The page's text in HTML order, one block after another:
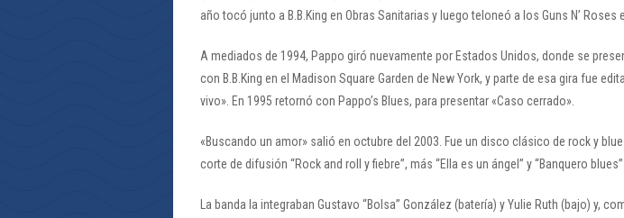
año tocó junto a B.B.King en Obras Sanitarias y luego teloneó a los Guns N’ Roses
A mediados de 1994, Pappo giró nuevamente por Estados Unidos, donde se
con B.B.King en el Madison Square Garden de New York, y parte de esa gira fue
vivo». En 1995 retornó con Pappo’s Blues, para presentar «Caso cerrado».
«Buscando un amor» salió en octubre del 2003. Fue un disco clásico de rock y
corte de difusión “Rock and roll y fiebre”, más “Ella es un ángel” y “Banquero
La banda la integraban Gustavo “Bolsa” González (batería) y Yulie Ruth (bajo) y,